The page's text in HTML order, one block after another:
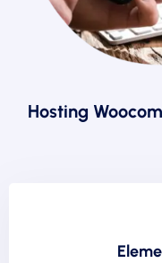
Hosting